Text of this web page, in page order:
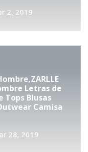
2, 2019
Letras de
Tops Blusas
Camisa
28, 2019